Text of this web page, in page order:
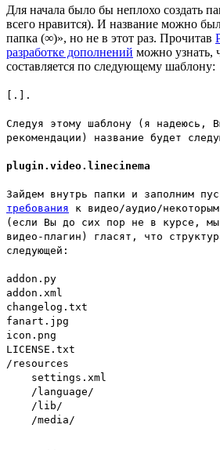
Для начала было бы неплохо создать
всего нравится). И название можно
папка (∞)», но не в этот раз. Прочитав
разработке дополнений можно узнать,
составляется по следующему шаблону:
[.].
Следуя этому шаблону (я надеюсь,
рекомендации) название будет
plugin.video.linecinema
Зайдем внутрь папки и заполним
требования к видео/аудио/
(если Вы до сих пор не в курсе, мы
видео-плагин) гласят, что
следующей:
addon.py
addon.xml
changelog.txt
fanart.jpg
icon.png
LICENSE.txt
/resources
settings.xml
/language/
/lib/
/media/